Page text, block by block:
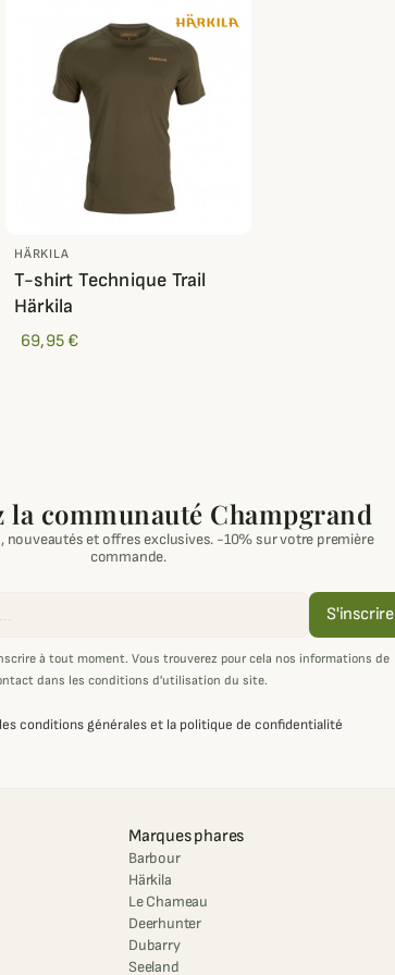
HÄRKILA
T-shirt Technique Trail
Härkila
69,95 €
la communauté Champgrand
nouveautés et offres exclusives. -10% sur votre première
commande.
S'inscrire
à tout moment. Vous trouverez pour cela nos informations de
dans les conditions d'utilisation du site.
conditions générales et la politique de confidentialité
Marques phares
Barbour
Härkila
Le Chameau
Deerhunter
Dubarry
Seeland